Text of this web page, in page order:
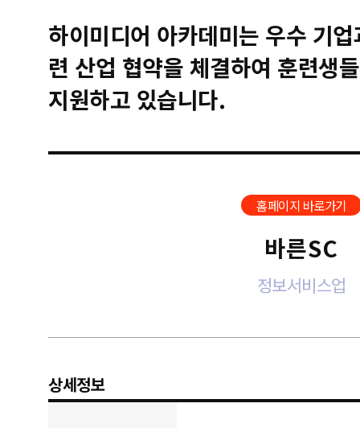
하이미디어 아카데미는 우수 기
련 산업 협약을 체결하여 훈련생
지원하고 있습니다.
홈페이지 바로가기
바른SC
정보서비스업
상세정보